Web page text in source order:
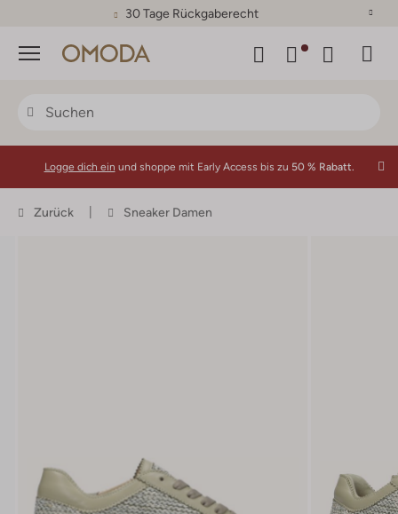
30 Tage Rückgaberecht
Menü
Logge dich ein und shoppe mit Early Access bis zu 50 % Rabatt.
Zurück Sneaker Damen